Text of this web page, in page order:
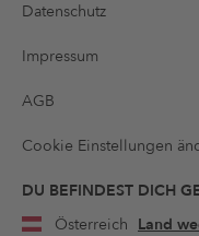
Datenschutz
Impressum
AGB
Cookie Einstellungen
DU BEFINDEST DICH
Österreich Land